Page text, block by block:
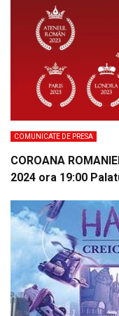
COMUNICATE DE PRESA
COROANA
2024 ora 19:00